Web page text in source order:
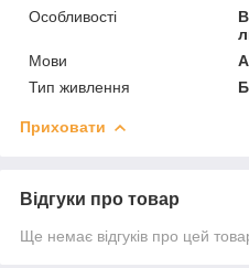
Особливості
Мови
Тип живлення
Приховати
Відгуки про товар
Ще немає відгуків про цей